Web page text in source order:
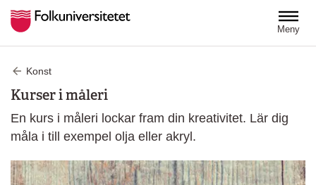
Meny
Konst
Kurser i måleri
En kurs i måleri lockar fram din kreativitet. Lär dig
måla i till exempel olja eller akryl.